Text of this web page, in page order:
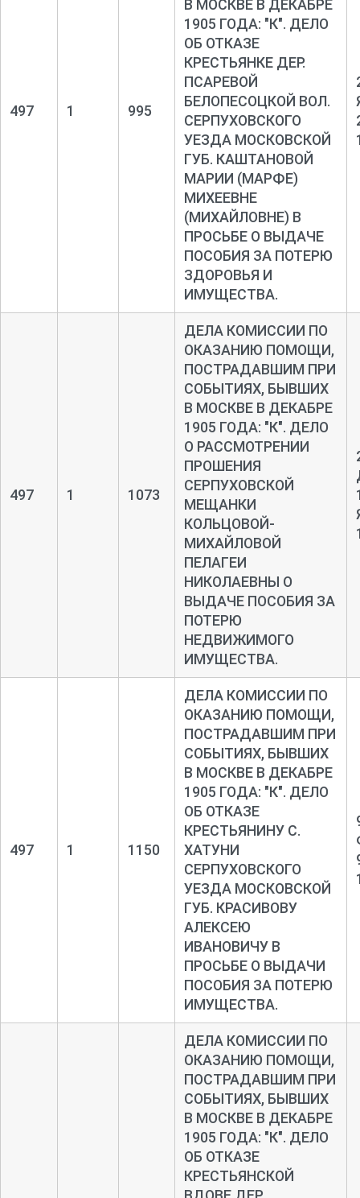
497 1 995
В МОСКВЕ В ДЕКАБРЕ
1905 ГОДА: "К". ДЕЛО
ОБ ОТКАЗЕ
КРЕСТЬЯНКЕ ДЕР.
ПСАРЕВОЙ
БЕЛОПЕСОЦКОЙ ВОЛ.
СЕРПУХОВСКОГО
УЕЗДА МОСКОВСКОЙ
ГУБ. КАШТАНОВОЙ
МАРИИ (МАРФЕ)
МИХЕЕВНЕ
(МИХАЙЛОВНЕ) В
ПРОСЬБЕ О ВЫДАЧЕ
ПОСОБИЯ ЗА ПОТЕРЮ
ЗДОРОВЬЯ И
ИМУЩЕСТВА.
497 1 1073
ДЕЛА КОМИССИИ ПО
ОКАЗАНИЮ ПОМОЩИ,
ПОСТРАДАВШИМ ПРИ
СОБЫТИЯХ, БЫВШИХ
В МОСКВЕ В ДЕКАБРЕ
1905 ГОДА: "К". ДЕЛО
О РАССМОТРЕНИИ
ПРОШЕНИЯ
СЕРПУХОВСКОЙ
МЕЩАНКИ
КОЛЬЦОВОЙ-
МИХАЙЛОВОЙ
ПЕЛАГЕИ
НИКОЛАЕВНЫ О
ВЫДАЧЕ ПОСОБИЯ ЗА
ПОТЕРЮ
НЕДВИЖИМОГО
ИМУЩЕСТВА.
497 1 1150
ДЕЛА КОМИССИИ ПО
ОКАЗАНИЮ ПОМОЩИ,
ПОСТРАДАВШИМ ПРИ
СОБЫТИЯХ, БЫВШИХ
В МОСКВЕ В ДЕКАБРЕ
1905 ГОДА: "К". ДЕЛО
ОБ ОТКАЗЕ
КРЕСТЬЯНИНУ С.
ХАТУНИ
СЕРПУХОВСКОГО
УЕЗДА МОСКОВСКОЙ
ГУБ. КРАСИВОВУ
АЛЕКСЕЮ
ИВАНОВИЧУ В
ПРОСЬБЕ О ВЫДАЧИ
ПОСОБИЯ ЗА ПОТЕРЮ
ИМУЩЕСТВА.
ДЕЛА КОМИССИИ ПО
ОКАЗАНИЮ ПОМОЩИ,
ПОСТРАДАВШИМ ПРИ
СОБЫТИЯХ, БЫВШИХ
В МОСКВЕ В ДЕКАБРЕ
1905 ГОДА: "К". ДЕЛО
ОБ ОТКАЗЕ
КРЕСТЬЯНСКОЙ